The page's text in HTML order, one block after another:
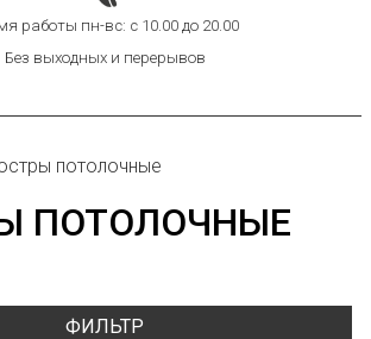
работы пн-вс: с 10.00 до 20.00
Без выходных и перерывов
потолочные
ПОТОЛОЧНЫЕ
ФИЛЬТР